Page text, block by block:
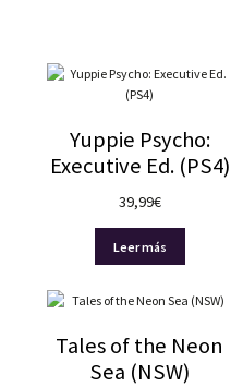
Yuppie Psycho:
Executive Ed. (PS4)
39,99€
Leer más
Tales of the Neon
Sea (NSW)